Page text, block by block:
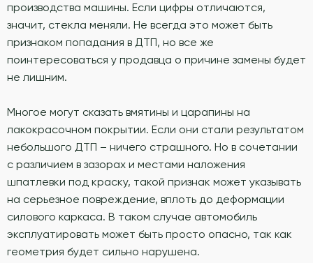
производства машины. Если цифры отличаются,
значит, стекла меняли. Не всегда это может быть
признаком попадания в ДТП, но все же
поинтересоваться у продавца о причине замены будет
не лишним.
Многое могут сказать вмятины и царапины на
лакокрасочном покрытии. Если они стали результатом
небольшого ДТП – ничего страшного. Но в сочетании
с различием в зазорах и местами наложения
шпатлевки под краску, такой признак может указывать
на серьезное повреждение, вплоть до деформации
силового каркаса. В таком случае автомобиль
эксплуатировать может быть просто опасно, так как
геометрия будет сильно нарушена.